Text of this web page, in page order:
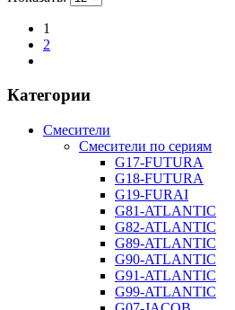
1
2
Категории
Смесители
Смесители по сериям
G17-FUTURA
G18-FUTURA
G19-FURAI
G81-ATLANTIC
G82-ATLANTIC
G89-ATLANTIC
G90-ATLANTIC
G91-ATLANTIC
G99-ATLANTIC